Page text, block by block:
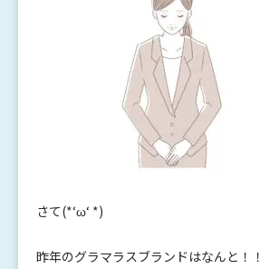
さて(*‘ω‘ *)
昨年のグラマラスブランドはなんと！！